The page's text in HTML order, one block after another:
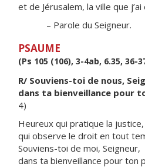
et de Jérusalem, la ville que j’ai
– Parole du Seigneur.
PSAUME
(Ps 105 (106), 3-4ab, 6.35, 36-
R/ Souviens-toi de nous,
dans ta bienveillance pour
4)
Heureux qui pratique la justice,
qui observe le droit en tout
Souviens-toi de moi, Seigneur,
dans ta bienveillance pour ton